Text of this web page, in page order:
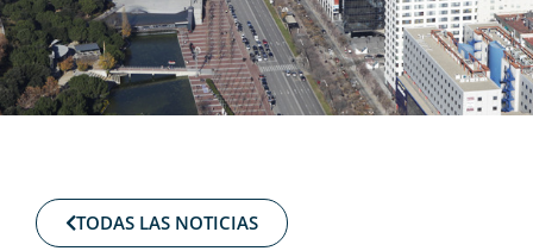
TODAS LAS NOTICIAS